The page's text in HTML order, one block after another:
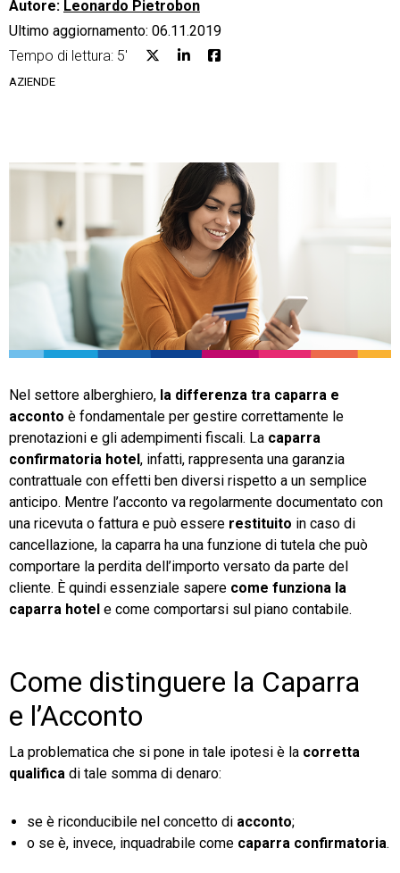
Email Marketing
Financial Solutions
Trust Services
TeamSystem Store
Autore: Leonardo Pietrobon
Ultimo aggiornamento: 06.11.2019
Tempo di lettura: 5'
AZIENDE
Nel settore alberghiero, la differenza tra caparra e
acconto è fondamentale per gestire correttamente le
prenotazioni e gli adempimenti fiscali. La caparra
confirmatoria hotel , infatti, rappresenta una garanzia
contrattuale con effetti ben diversi rispetto a un semplice
anticipo. Mentre l’acconto va regolarmente documentato con
una ricevuta o fattura e può essere restituito in caso di
cancellazione, la caparra ha una funzione di tutela che può
comportare la perdita dell’importo versato da parte del
cliente. È quindi essenziale sapere come funziona la
caparra hotel e come comportarsi sul piano contabile.
Come distinguere la Caparra
e l’Acconto
La problematica che si pone in tale ipotesi è la corretta
qualifica di tale somma di denaro:
se è riconducibile nel concetto di acconto;
o se è, invece, inquadrabile come caparra confirmatoria.